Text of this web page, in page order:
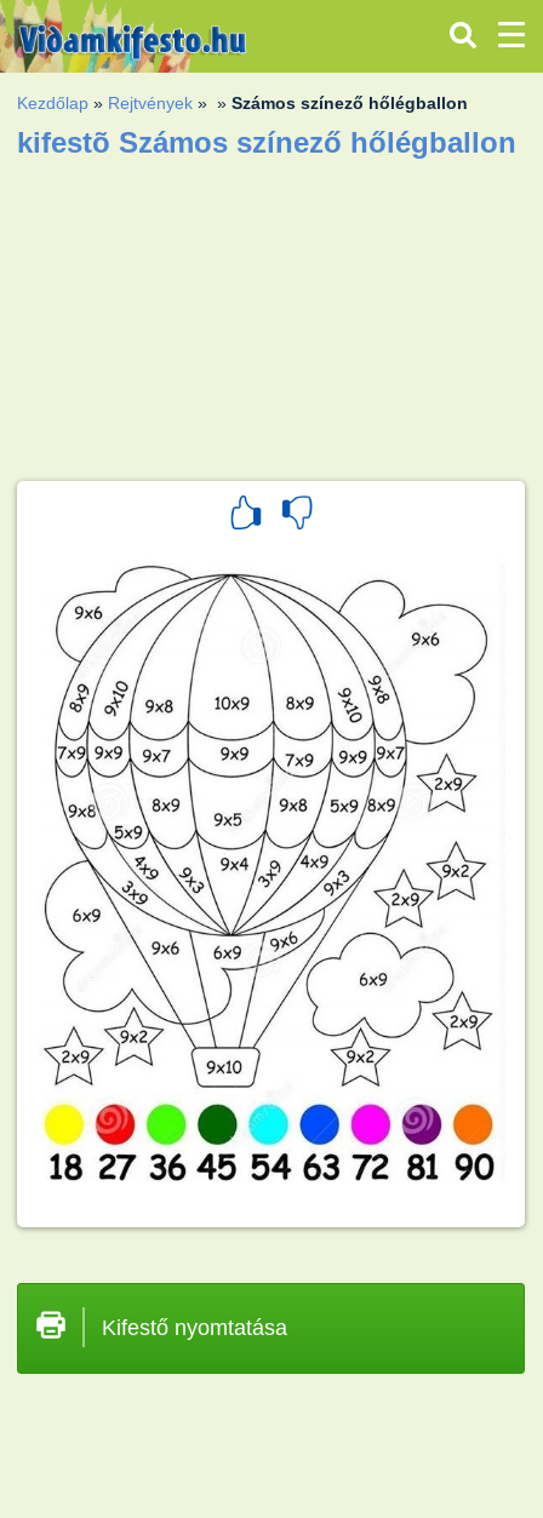
Kezdőlap » Rejtvények » »Számos színező hőlégballon
kifestõ Számos színező hőlégballon
Kifestő nyomtatása